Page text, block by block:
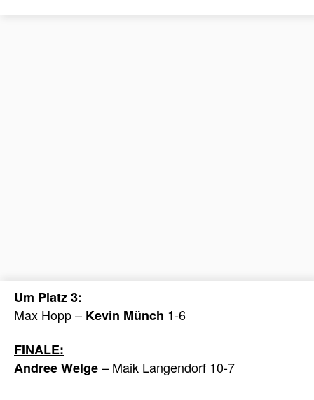
Um Platz 3:
Max Hopp – Kevin Münch 1-6
FINALE:
Andree Welge– Maik Langendorf 10-7